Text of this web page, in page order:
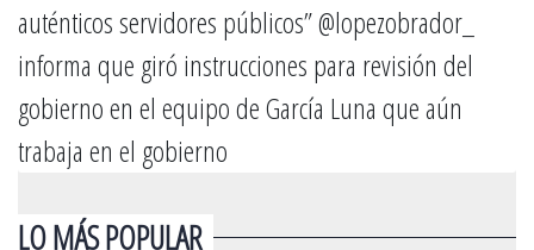
auténticos servidores públicos” @lopezobrador_
informa que giró instrucciones para revisión del
gobierno en el equipo de García Luna que aún
trabaja en el gobierno
LO MÁS POPULAR